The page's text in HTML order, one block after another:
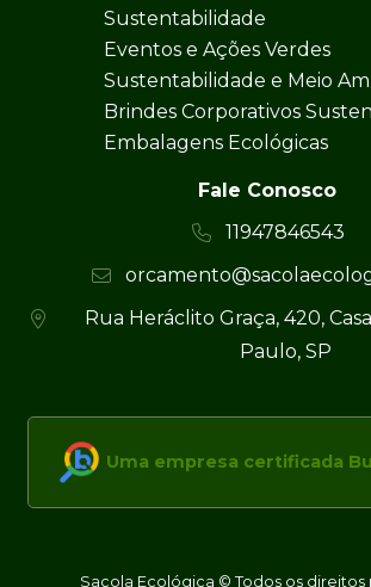
Sustentabilidade
Eventos e Ações Verdes
Sustentabilidade e Meio
Brindes Corporativos
Embalagens Ecológicas
Fale Conosco
11947846543
Rua Heráclito Graça, 420,
Paulo, SP
Uma empresa certificada
Sacola Ecológica © Todos os direitos